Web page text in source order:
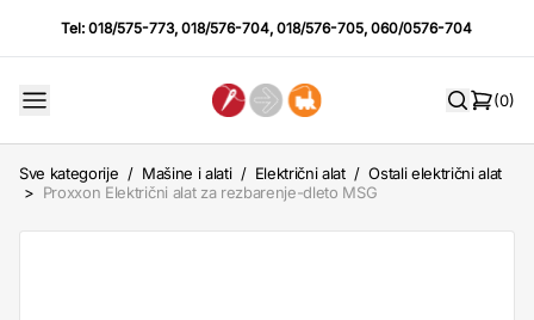
Tel:018/575-773,018/576-704,018/576-705,060/0576-704
(0)
Sve kategorije / Mašine i alati / Električni alat / Ostali električni alat
> Proxxon Električni alat za rezbarenje-dleto MSG